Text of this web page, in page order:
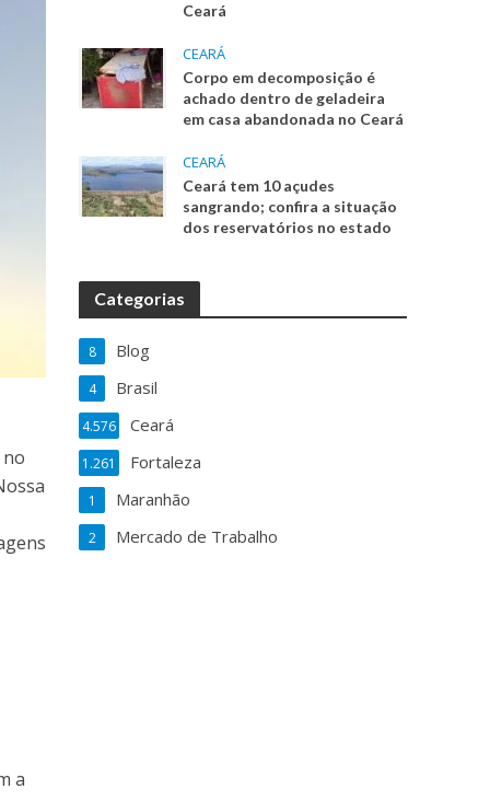
a
Ceará
CEARÁ
Corpo em decomposição é
achado dentro de geladeira
em casa abandonada no Ceará
CEARÁ
Ceará tem 10 açudes
sangrando; confira a situação
dos reservatórios no estado
Categorias
Blog
8
Brasil
4
Ceará
4.576
Fortaleza
1.261
Maranhão
1
Mercado de Trabalho
2